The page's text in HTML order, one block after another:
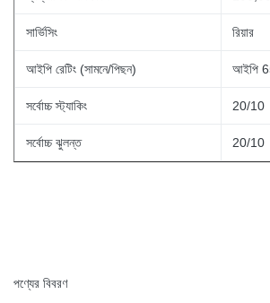
সার্ভিসিং রিয়ার
আইপি রেটিং (সামনে/পিছন) আইপি
সর্বোচ্চ স্ট্যাকিং 20/10
সর্বোচ্চ ঝুলন্ত 20/10
পণ্যের বিবরণ